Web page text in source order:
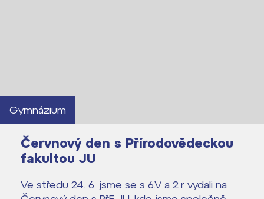
Gymnázium
Červnový den s Přírodovědeckou
fakultou JU
Ve středu 24. 6. jsme se s 6.V a 2.r vydali na